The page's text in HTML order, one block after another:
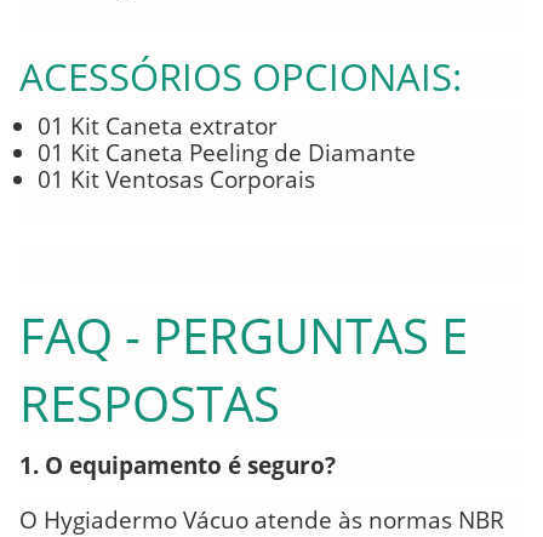
ACESSÓRIOS OPCIONAIS:
01 Kit Caneta extrator
01 Kit Caneta Peeling de Diamante
01 Kit Ventosas Corporais
FAQ - PERGUNTAS E
RESPOSTAS
1. O equipamento é seguro?
O Hygiadermo Vácuo atende às normas NBR